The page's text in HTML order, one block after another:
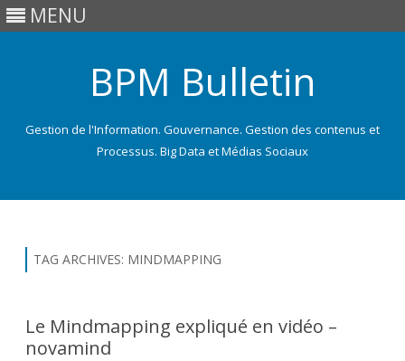
MENU
BPM Bulletin
Gestion de l'Information. Gouvernance. Gestion des contenus et
Processus. Big Data et Médias Sociaux
TAG ARCHIVES: MINDMAPPING
Le Mindmapping expliqué en vidéo –
novamind